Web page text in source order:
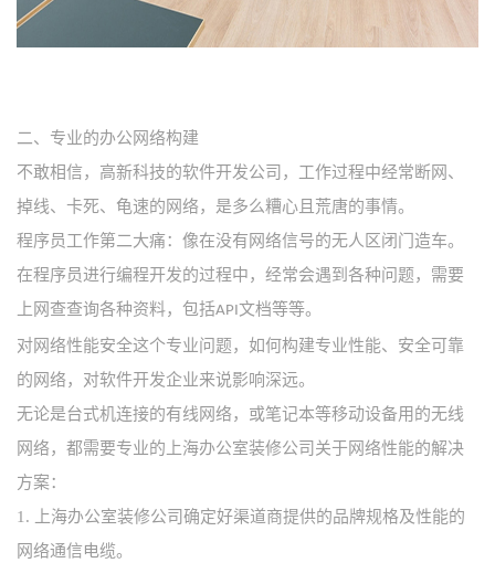
二、 专业的办公网络构建
不敢相信，高新科技的软件开发公司，工作过程中经常断网、
掉线、卡死、龟速的网络，是多么糟心且荒唐的事情。
程序员工作第二大痛：像在没有网络信号的无人区闭门造车。
在程序员进行编程开发的过程中，经常会遇到各种问题，需要
上网查查询各种资料，包括API文档等等。
对网络性能安全这个专业问题，如何构建专业性能、安全可靠
的网络，对软件开发企业来说影响深远。
无论是台式机连接的有线网络，或笔记本等移动设备用的无线
网络，都需要专业的上海办公室装修公司关于网络性能的解决
方案：
1.
上海办公室装修公司确定好渠道商提供的品牌规格及性能的
网络通信电缆。